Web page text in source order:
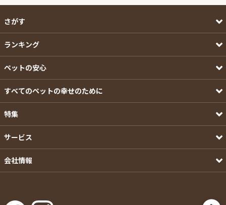
さがす
ランキング
ペットの安心
すべてのペットの幸せのために
特集
サービス
会社情報